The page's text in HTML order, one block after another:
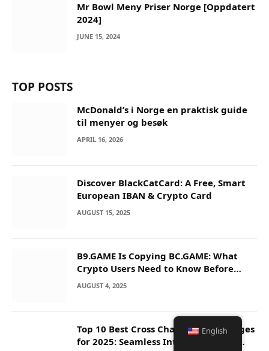
Mr Bowl Meny Priser Norge [Oppdatert
2024]
JUNE 15, 2024
TOP POSTS
McDonald’s i Norge en praktisk guide
til menyer og besøk
APRIL 16, 2026
Discover BlackCatCard: A Free, Smart
European IBAN & Crypto Card
AUGUST 15, 2025
B9.GAME Is Copying BC.GAME: What
Crypto Users Need to Know Before
They Deposit
AUGUST 4, 2025
Top 10 Best Cross Chain Crypto Bridges
for 2025: Seamless Interoperability
English